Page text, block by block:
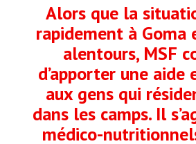
Alors que la
rapidement à Goma
alentours, MSF
d’apporter une aide
aux gens qui
dans les camps. Il
médico-